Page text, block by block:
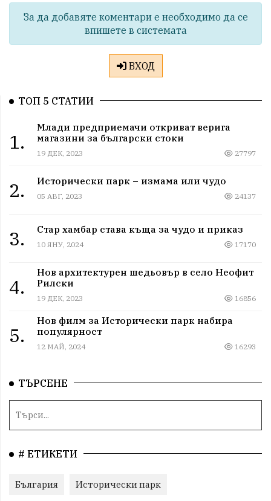
За да добавяте коментари е необходимо да се
впишете в системата
ВХОД
ТОП 5 СТАТИИ
1.
Млади предприемачи откриват верига
магазини за български стоки
19 ДЕК, 2023 27797
2. Исторически парк – измама или чудо
05 АВГ, 2023 24137
3. Стар хамбар става къща за чудо и приказ
10 ЯНУ, 2024 17170
4.
Нов архитектурен шедьовър в село Неофит
Рилски
19 ДЕК, 2023 16856
5.
Нов филм за Исторически парк набира
популярност
12 МАЙ, 2024 16293
ТЪРСЕНЕ
# ЕТИКЕТИ
България Исторически парк